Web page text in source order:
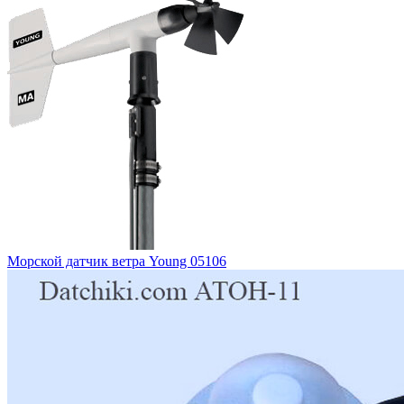
Морской датчик ветра Young 05106